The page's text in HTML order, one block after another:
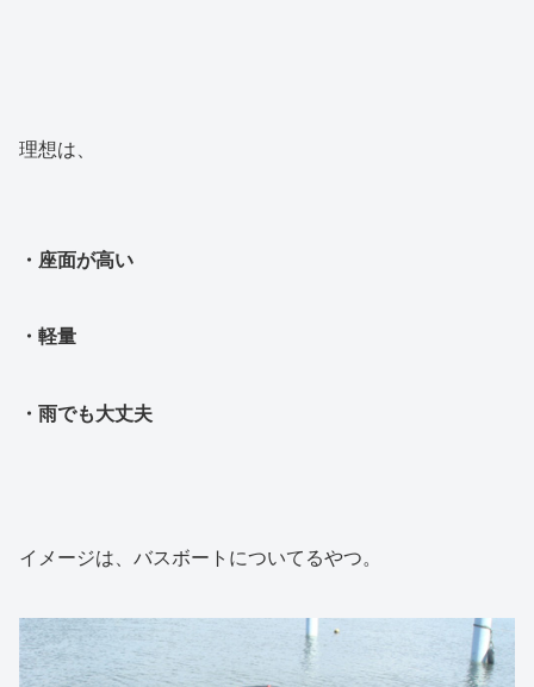
理想は、
・座面が高い
・軽量
・雨でも大丈夫
イメージは、バスボートについてるやつ。